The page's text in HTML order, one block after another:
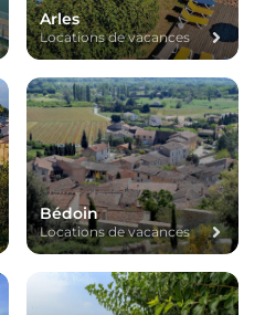
Arles
Locations de vacances
Bédoin
Locations de vacances